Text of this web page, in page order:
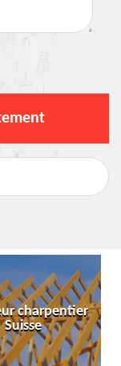
charpentier
Suisse